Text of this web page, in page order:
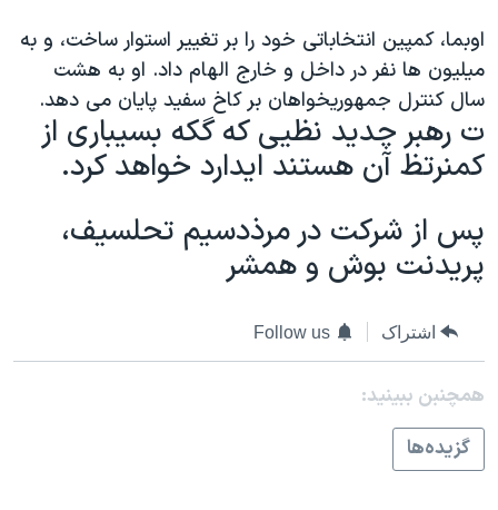
صفحه‌های ویژه
سفر پرزیدنت ترامپ به چین
اوبما، کمپین انتخاباتی خود را بر تغییر استوار ساخت، و به
میلیون ها نفر در داخل و خارج الهام داد. او به هشت
سال کنترل جمهوریخواهان بر کاخ سفید پایان می دهد.
ت رهبر چدید نظیی که گکه بسیباری از
کمنرتظ آن هستند ایدارد خواهد کرد.
پس از شرکت در مرذدسیم تحلسیف،
پریدنت بوش و همشر
اشتراک Follow us
همچنبن ببینید:
گزيده‌ها